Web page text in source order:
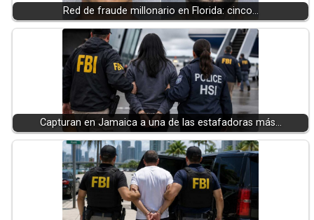
Red de fraude millonario en Florida: cinco…
Capturan en Jamaica a una de las estafadoras más…